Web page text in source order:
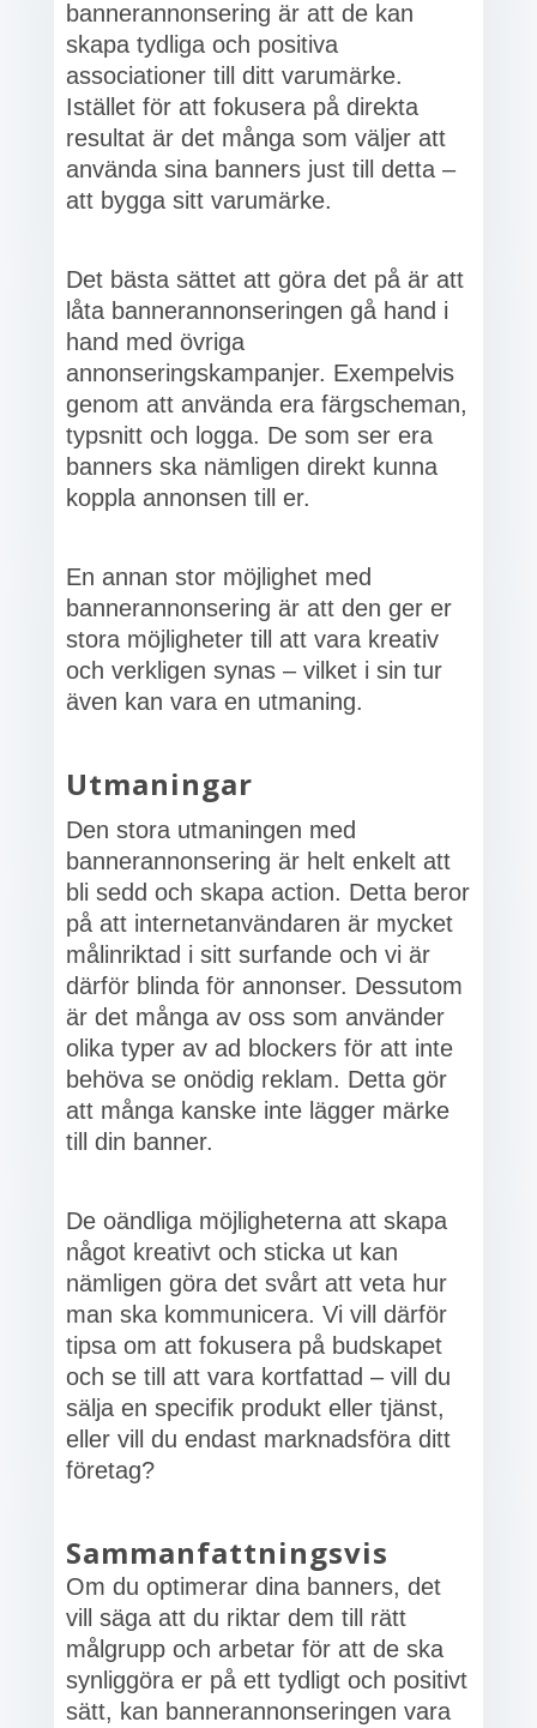
bannerannonsering är att de kan
skapa tydliga och positiva
associationer till ditt varumärke.
Istället för att fokusera på direkta
resultat är det många som väljer att
använda sina banners just till detta –
att bygga sitt varumärke.
Det bästa sättet att göra det på är att
låta bannerannonseringen gå hand i
hand med övriga
annonseringskampanjer. Exempelvis
genom att använda era färgscheman,
typsnitt och logga. De som ser era
banners ska nämligen direkt kunna
koppla annonsen till er.
En annan stor möjlighet med
bannerannonsering är att den ger er
stora möjligheter till att vara kreativ
och verkligen synas – vilket i sin tur
även kan vara en utmaning.
Utmaningar
Den stora utmaningen med
bannerannonsering är helt enkelt att
bli sedd och skapa action. Detta beror
på att internetanvändaren är mycket
målinriktad i sitt surfande och vi är
därför blinda för annonser. Dessutom
är det många av oss som använder
olika typer av ad blockers för att inte
behöva se onödig reklam. Detta gör
att många kanske inte lägger märke
till din banner.
De oändliga möjligheterna att skapa
något kreativt och sticka ut kan
nämligen göra det svårt att veta hur
man ska kommunicera. Vi vill därför
tipsa om att fokusera på budskapet
och se till att vara kortfattad – vill du
sälja en specifik produkt eller tjänst,
eller vill du endast marknadsföra ditt
företag?
Sammanfattningsvis
Om du optimerar dina banners, det
vill säga att du riktar dem till rätt
målgrupp och arbetar för att de ska
synliggöra er på ett tydligt och positivt
sätt, kan bannerannonseringen vara